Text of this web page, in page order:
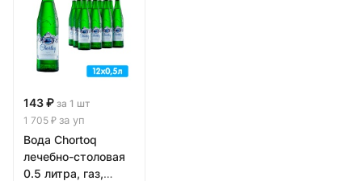
143 ₽ за 1 шт
1 705 ₽ за уп
Вода Chortoq
лечебно-столовая
0.5 литра, газ,